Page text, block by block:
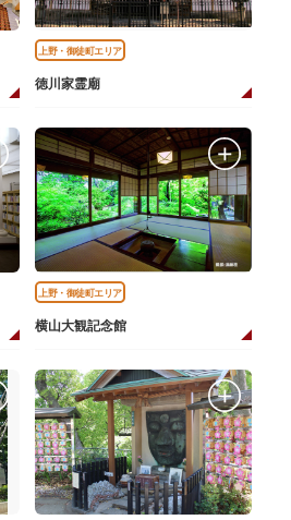
上野・御徒町エリア
徳川家霊廟
上野・御徒町エリア
横山大観記念館